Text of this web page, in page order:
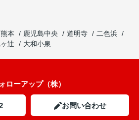
本 鹿児島中央 道明寺
二色浜
辻 大和小泉
ローアップ（株）
お問い合わせ